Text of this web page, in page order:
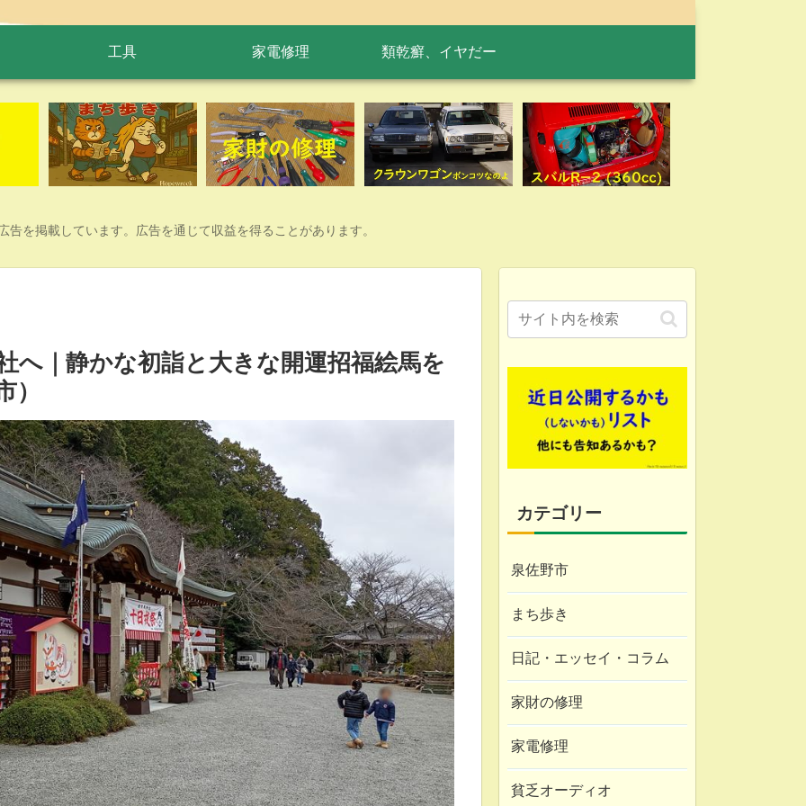
工具 家電修理 類乾癬、イヤだー
を掲載しています。広告を通じて収益を得ることがあります。
へ｜静かな初詣と大きな開運招福絵馬を
カテゴリー
泉佐野市
まち歩き
日記・エッセイ・コラム
家財の修理
家電修理
貧乏オーディオ